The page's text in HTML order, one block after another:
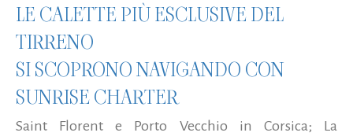
LE CALETTE PIÙ ESCLUSIVE DEL
TIRRENO
SI SCOPRONO NAVIGANDO CON
SUNRISE CHARTER
Saint Florent e Porto Vecchio in Corsica; La